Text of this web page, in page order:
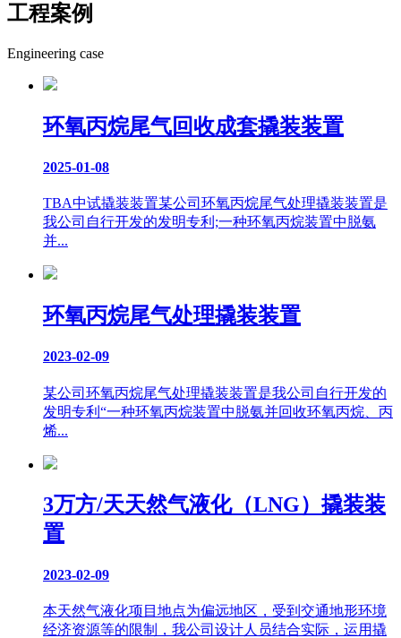
工程案例
Engineering case
环氧丙烷尾气回收成套撬装装置
2025-01-08
TBA中试撬装装置某公司环氧丙烷尾气处理撬装装置是
我公司自行开发的发明专利;一种环氧丙烷装置中脱氨
并...
环氧丙烷尾气处理撬装装置
2023-02-09
某公司环氧丙烷尾气处理撬装装置是我公司自行开发的
发明专利“一种环氧丙烷装置中脱氨并回收环氧丙烷、丙
烯...
3万方/天天然气液化（LNG）撬装装
置
2023-02-09
本天然气液化项目地点为偏远地区，受到交通地形环境
经济资源等的限制，我公司设计人员结合实际，运用撬